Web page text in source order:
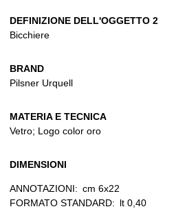
DEFINIZIONE DELL'OGGETTO 2
Bicchiere
BRAND
Pilsner Urquell
MATERIA E TECNICA
Vetro; Logo color oro
DIMENSIONI
ANNOTAZIONI: cm 6x22
FORMATO STANDARD: lt 0,40